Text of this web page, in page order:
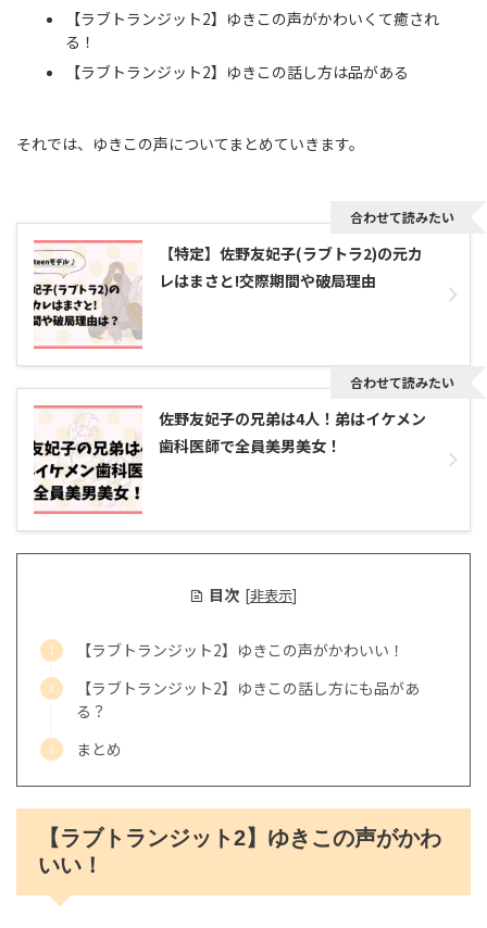
【ラブトランジット2】ゆきこの声がかわいくて癒され
る！
【ラブトランジット2】ゆきこの話し方は品がある
それでは、ゆきこの声についてまとめていきます。
【特定】佐野友妃子(ラブトラ2)の元カ
レはまさと!交際期間や破局理由
合わせて読みたい
佐野友妃子の兄弟は4人！弟はイケメン
歯科医師で全員美男美女！
合わせて読みたい
目次 [非表示]
【ラブトランジット2】ゆきこの声がかわいい！
【ラブトランジット2】ゆきこの話し方にも品があ
る？
まとめ
【ラブトランジット2】ゆきこの声がかわ
いい！